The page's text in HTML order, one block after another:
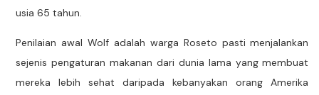
usia 65 tahun.
Penilaian awal Wolf adalah warga Roseto pasti menjalankan
sejenis pengaturan makanan dari dunia lama yang membuat
mereka lebih sehat daripada kebanyakan orang Amerika